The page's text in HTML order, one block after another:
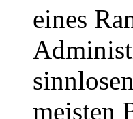
eines
meisten